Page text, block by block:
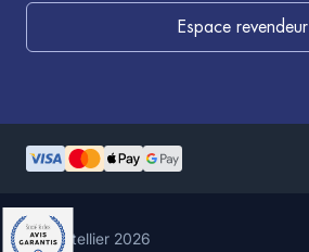
Espace revendeur
©louistellier 2026